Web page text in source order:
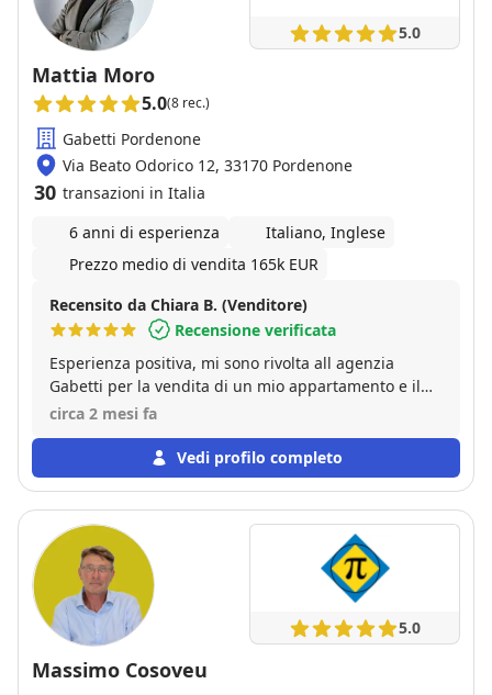
5.0
Mattia Moro
5.0(8 rec.)
Gabetti Pordenone
Via Beato Odorico 12, 33170 Pordenone
30 transazioni in Italia
6 anni di esperienza
Italiano, Inglese
Prezzo medio di vendita 165k EUR
Recensito da Chiara B. (Venditore)
Recensione verificata
Esperienza positiva, mi sono rivolta all agenzia
Gabetti per la vendita di un mio appartamento e il
resoconto é stata una vendita nell arco di 3 mesi,
circa 2 mesi fa
Vedi profilo completo
5.0
Massimo Cosoveu